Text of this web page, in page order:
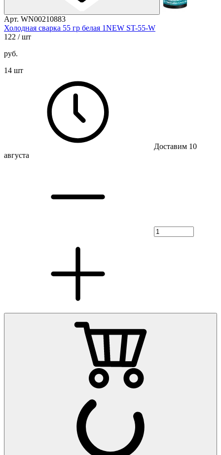
Арт. WN00210883
Холодная сварка 55 гр белая 1NEW ST-55-W
122 / шт
руб.
14 шт
Доставим 10
августа